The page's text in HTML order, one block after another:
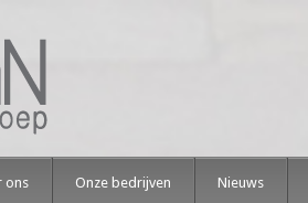
ons Onze bedrijven Nieuws